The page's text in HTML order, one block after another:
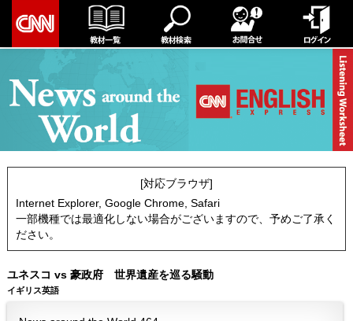
[対応ブラウザ]
Internet Explorer, Google Chrome, Safari
一部機種では最適化しない場合がございますので、予めご了承く
ださい。
ユネスコ vs 豪政府 世界遺産を巡る騒動
イギリス英語